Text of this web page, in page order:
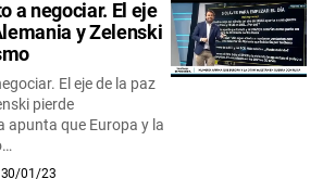
a negociar. El eje
y Zelenski
El eje de la paz
pierde
apunta que Europa y la
30/01/23